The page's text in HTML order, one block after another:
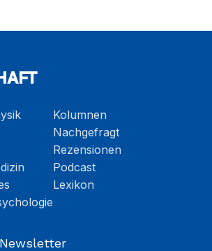
Kolumnen
Nachgefragt
Rezensionen
Podcast
Lexikon